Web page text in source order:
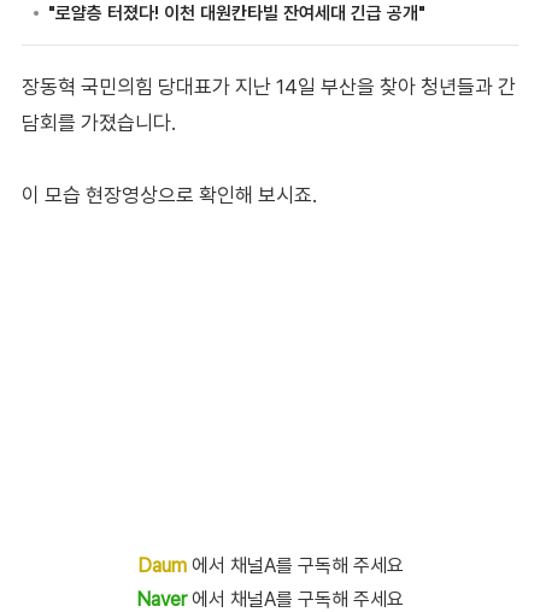
장동혁 국민의힘 당대표가 지난 14일 부산을 찾아 청년들과 간
담회를 가졌습니다.
이 모습 현장영상으로 확인해 보시죠.
Daum에서 채널A를 구독해 주세요
Naver에서 채널A를 구독해 주세요